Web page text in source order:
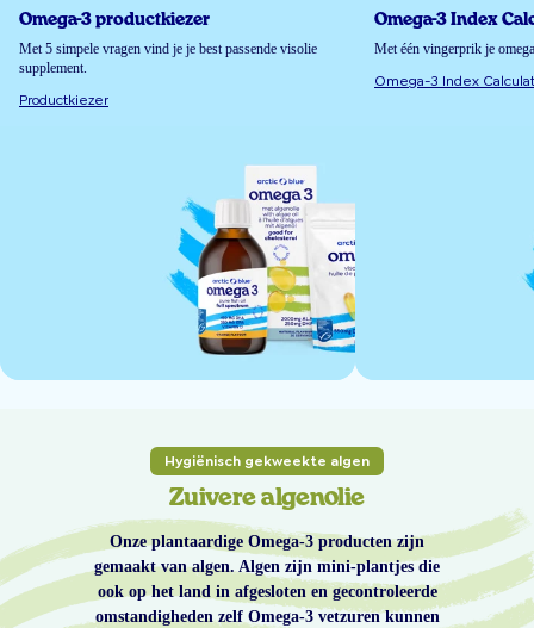
Omega-3 productkiezer
Met 5 simpele vragen vind je je best passende visolie
supplement.
Productkiezer
Omega-3 Index
Met één vingerprik je
Omega-3 Index
Hygiënisch gekweekte algen
Zuivere algenolie
Onze plantaardige Omega-3 producten zijn
gemaakt van algen. Algen zijn mini-plantjes die
ook op het land in afgesloten en gecontroleerde
omstandigheden zelf Omega-3 vetzuren kunnen